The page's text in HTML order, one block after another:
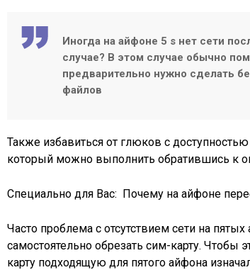
Иногда на айфоне 5 s нет сети
случае? В этом случае обычно
предварительно нужно сделать
файлов
Также избавиться от глюков с
который можно выполнить обратившись к
Специально для Вас: Почему на айфоне
Часто проблема с отсутствием сети на пятых
самостоятельно обрезать сим-карту. Чтобы
карту подходящую для пятого айфона